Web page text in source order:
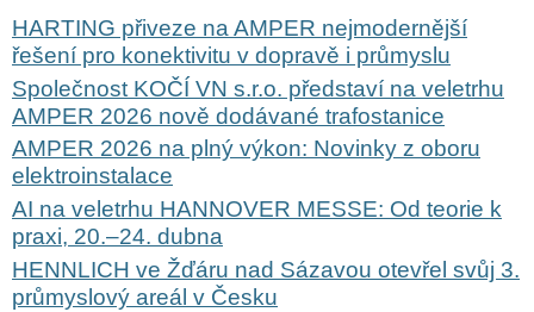
HARTING přiveze na AMPER nejmodernější
řešení pro konektivitu v dopravě i průmyslu
Společnost KOČÍ VN s.r.o. představí na veletrhu
AMPER 2026 nově dodávané trafostanice
AMPER 2026 na plný výkon: Novinky z oboru
elektroinstalace
AI na veletrhu HANNOVER MESSE: Od teorie k
praxi, 20.–24. dubna
HENNLICH ve Žďáru nad Sázavou otevřel svůj 3.
průmyslový areál v Česku